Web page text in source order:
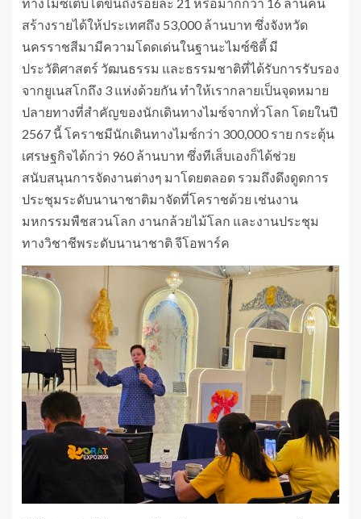
สร้างรายได้ให้ประเทศถึง 53,000 ล้านบาท ซึ่งจังหวัด
นครราชสีมามีความโดดเด่นในฐานะไมซ์ซิตี้ มี
ประวัติศาสตร์ วัฒนธรรม และธรรมชาติที่ได้รับการรับรอง
จากยูเนสโกถึง 3 แห่งด้วยกัน ทำให้เรากลายเป็นจุดหมาย
ปลายทางที่สำคัญของนักเดินทางไมซ์จากทั่วโลก โดยในปี
2567 นี้ โคราชมีนักเดินทางไมซ์กว่า 300,000 ราย กระตุ้น
เศรษฐกิจได้กว่า 960 ล้านบาท ซึ่งทีเส็บเองก็ได้ช่วย
สนับสนุนการจัดงานต่างๆ มาโดยตลอด รวมถึงดึงดูดการ
ประชุมระดับนานาชาติมาจัดที่โคราชด้วย เช่นงาน
มหกรรมพืชสวนโลก งานกล้วยไม้โลก และงานประชุม
ทางวิชาชีพระดับนานาชาติ จีโอพาร์ค